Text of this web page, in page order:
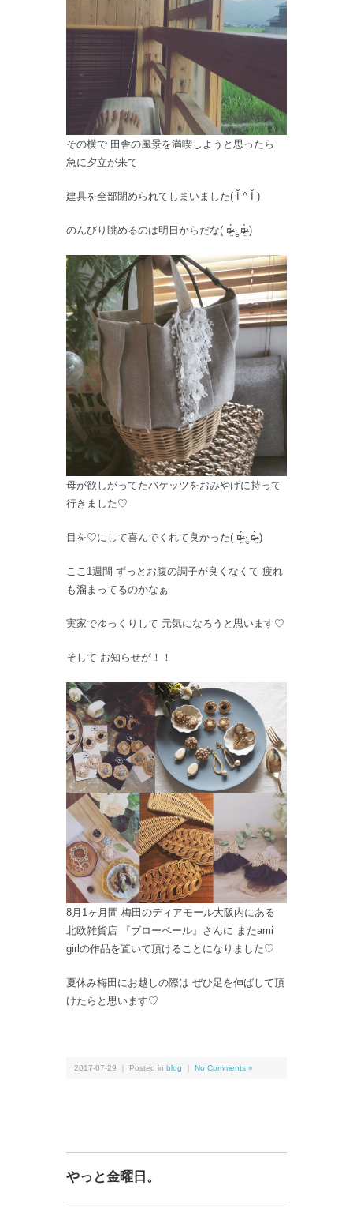
その横で 田舎の風景を満喫しようと思ったら
急に夕立が来て
建具を全部閉められてしまいました( Ĭ ^ Ĭ )
のんびり眺めるのは明日からだな( ¤̴̶̷̤́ ‧̫̮ ¤̴̶̷̤̀ )
母が欲しがってたバケッツをおみやげに持って
行きました♡
目を♡にして喜んでくれて良かった( ¤̴̶̷̤́ ‧̫̮ ¤̴̶̷̤̀ )
ここ1週間 ずっとお腹の調子が良くなくて 疲れ
も溜まってるのかなぁ
実家でゆっくりして 元気になろうと思います♡
そして お知らせが！！
8月1ヶ月間 梅田のディアモール大阪内にある
北欧雑貨店 『ブローベール』さんに またami
girlの作品を置いて頂けることになりました♡
夏休み梅田にお越しの際は ぜひ足を伸ばして頂
けたらと思います♡
2017-07-29 ｜ Posted in blog No Comments »
やっと金曜日。